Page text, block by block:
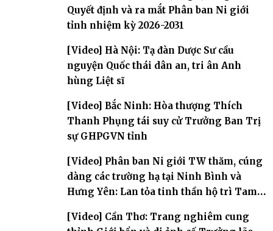
Quyết định và ra mắt Phân ban Ni giới
tỉnh nhiệm kỳ 2026-2031
[Video] Hà Nội: Tạ đàn Dược Sư cầu
nguyện Quốc thái dân an, tri ân Anh
hùng Liệt sĩ
[Video] Bắc Ninh: Hòa thượng Thích
Thanh Phụng tái suy cử Trưởng Ban Trị
sự GHPGVN tỉnh
[Video] Phân ban Ni giới TW thăm, cúng
dàng các trường hạ tại Ninh Bình và
Hưng Yên: Lan tỏa tinh thần hộ trì Tam
[Video] Cần Thơ: Trang nghiêm cung